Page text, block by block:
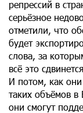
репрессий в
серьёзное
отметили, что
будет
слова, за
всё это
И потом, как они
таких объёмов в
они смогут